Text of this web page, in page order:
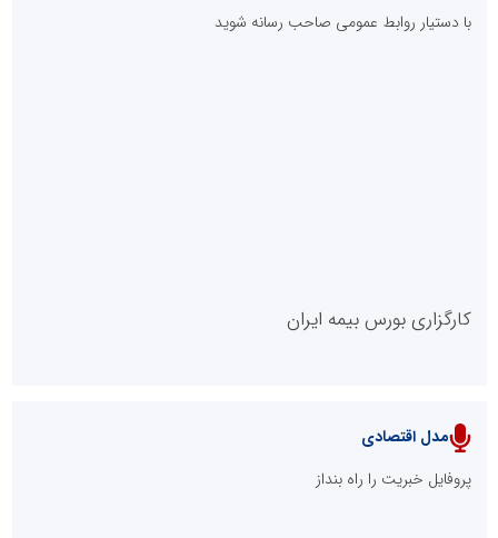
پایگاه خبری نهضت ملی مسکن
با دستیار روابط عمومی صاحب رسانه شوید
کارگزاری بورس بیمه ایران
مدل اقتصادی
پروفایل خبریت را راه بنداز